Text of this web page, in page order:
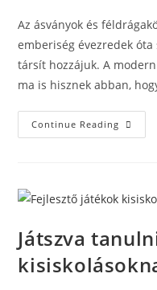
Az ásványok és
emberiség évezredek
társít hozzájuk. A
ma is hisznek abban,
Continue Reading
Játszva